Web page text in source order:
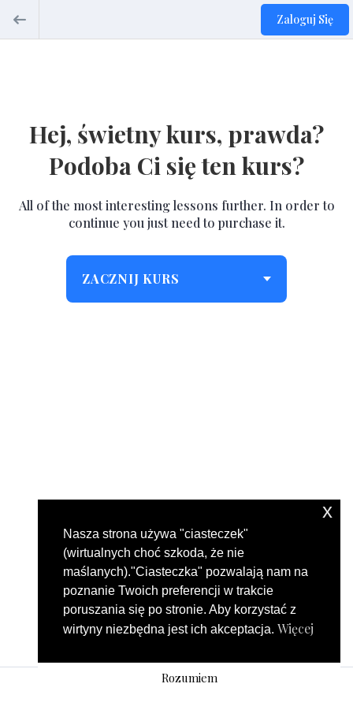
Zaloguj Się
Hej, świetny kurs, prawda?
Podoba Ci się ten kurs?
All of the most interesting lessons further. In order to
continue you just need to purchase it.
ZACZNIJ KURS
Nasza strona używa "ciasteczek"
(wirtualnych choć szkoda, że nie
maślanych)."Ciasteczka" pozwalają nam na
poznanie Twoich preferencji w trakcie
poruszania się po stronie. Aby korzystać z
wirtyny niezbędna jest ich akceptacja. Więcej
Rozumiem
x